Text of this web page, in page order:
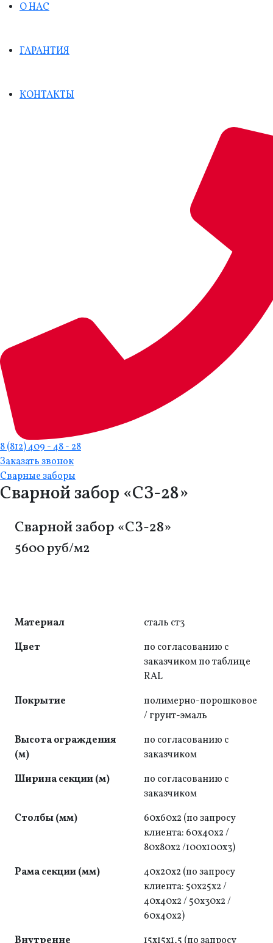
О НАС
ГАРАНТИЯ
КОНТАКТЫ
8 (812) 409 - 48 - 28
Заказать звонок
Сварные заборы
Сварной забор «СЗ-28»
Сварной забор «СЗ-28»
5600 руб/м2
Материал
сталь ст3
Цвет
по согласованию с
заказчиком по таблице
RAL
Покрытие
полимерно-порошковое
/ грунт-эмаль
Высота ограждения
(м)
по согласованию с
заказчиком
Ширина секции (м)
по согласованию с
заказчиком
Cтолбы (мм)
60х60х2 (по запросу
клиента: 60x40x2 /
80x80x2 /100х100х3)
Рама секции (мм)
40x20x2 (по запросу
клиента: 50x25x2 /
40x40x2 / 50x30x2 /
60x40x2)